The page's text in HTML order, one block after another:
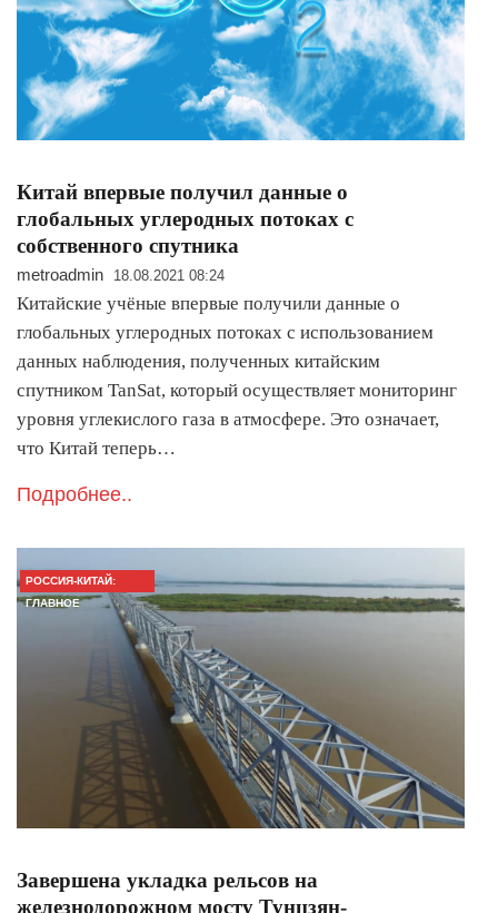
Китай впервые получил данные о
глобальных углеродных потоках с
собственного спутника
metroadmin 18.08.2021 08:24
Китайские учёные впервые получили данные о
глобальных углеродных потоках с использованием
данных наблюдения, полученных китайским
спутником TanSat, который осуществляет мониторинг
уровня углекислого газа в атмосфере. Это означает,
что Китай теперь…
Подробнее..
РОССИЯ-КИТАЙ:
ГЛАВНОЕ
Завершена укладка рельсов на
железнодорожном мосту Тунцзян-